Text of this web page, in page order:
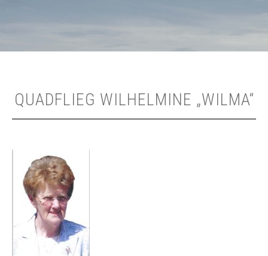
QUADFLIEG WILHELMINE „WILMA“